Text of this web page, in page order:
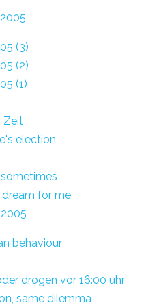
(3)
(2)
(1)
Zeit
election
for me
behaviour
drogen vor 16:00 uhr
same dilemma